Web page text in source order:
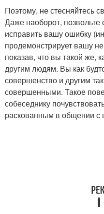
Поэтому, не стесняйтесь
Даже наоборот,
исправить вашу ошибку
продемонстрирует вашу
показав, что вы такой же,
другим людям. Вы как
совершенство и другим
совершенными. Такое
собеседнику
раскованным в общении с